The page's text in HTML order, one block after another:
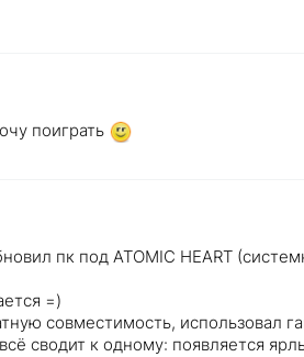
поиграть
пк под ATOMIC HEART
=)
совместимость, использовал
сводит к одному: появляется